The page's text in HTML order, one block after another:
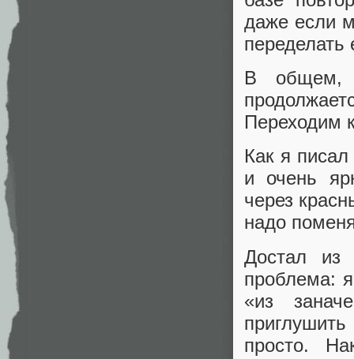
даже если
переделать
В общем,
Переходим
Как я
и очень
через
надо
Достал из
проблема:
«из
просто.